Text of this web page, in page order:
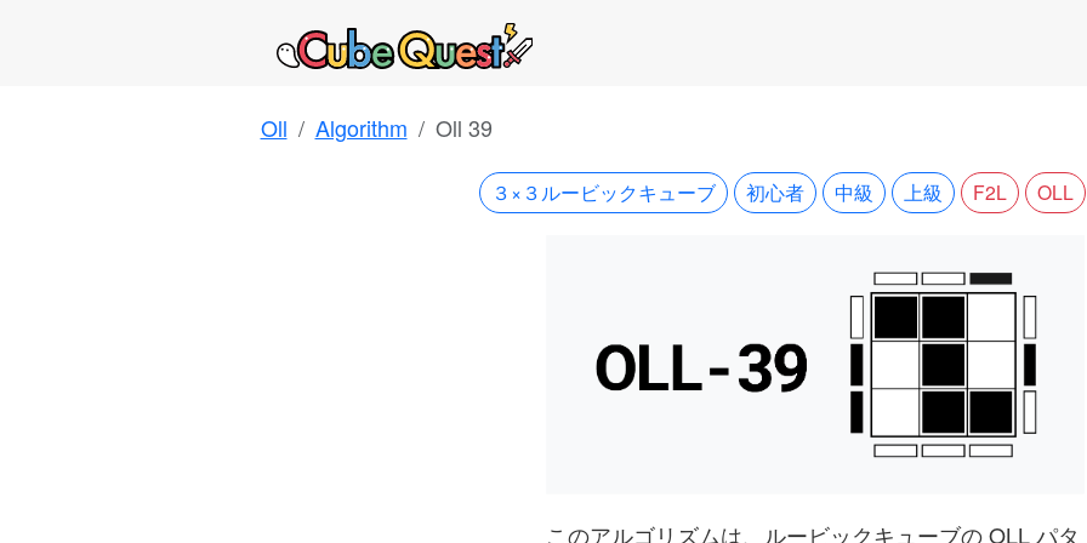
Oll Algorithm Oll 39
３×３ルービックキューブ 初心者 中級 上級 F2L OLL
このアルゴリズムは、ルービックキューブの OLL パタ